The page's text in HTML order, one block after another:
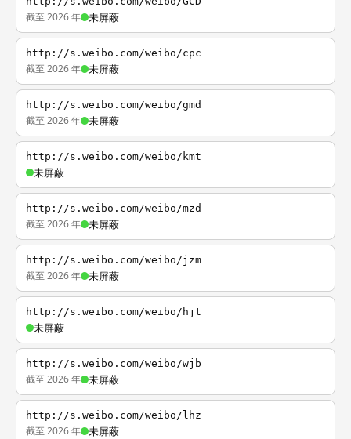
截至 2026 年 未屏蔽
http://s.weibo.com/weibo/cpc
截至 2026 年 未屏蔽
http://s.weibo.com/weibo/gmd
截至 2026 年 未屏蔽
http://s.weibo.com/weibo/kmt
未屏蔽
http://s.weibo.com/weibo/mzd
截至 2026 年 未屏蔽
http://s.weibo.com/weibo/jzm
截至 2026 年 未屏蔽
http://s.weibo.com/weibo/hjt
未屏蔽
http://s.weibo.com/weibo/wjb
截至 2026 年 未屏蔽
http://s.weibo.com/weibo/lhz
截至 2026 年 未屏蔽